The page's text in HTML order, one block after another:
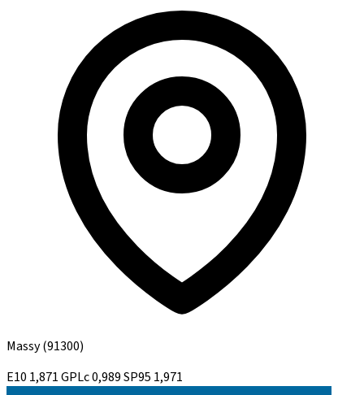
Massy(91300)
E10 1,871GPLc0,989SP95 1,971